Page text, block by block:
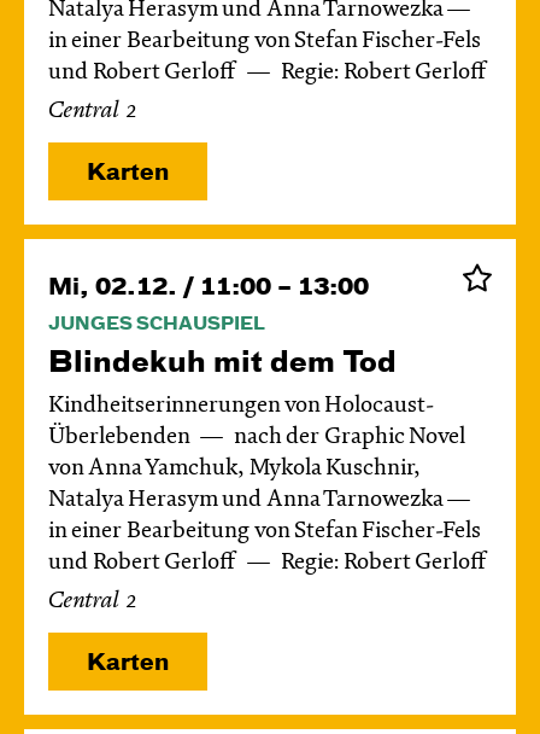
Natalya Herasym und Anna Tarnowezka —
in einer Bearbeitung von Stefan Fischer-Fels
und Robert Gerloff
Regie: Robert Gerloff
Central 2
Karten
Mi, 02.12. / 11:00 – 13:00
JUNGES SCHAUSPIEL
Blinde­kuh mit dem Tod
Kindheitserinnerungen von Holocaust-
Überlebenden
nach der Graphic Novel
von Anna Yamchuk, Mykola Kuschnir,
Natalya Herasym und Anna Tarnowezka —
in einer Bearbeitung von Stefan Fischer-Fels
und Robert Gerloff
Regie: Robert Gerloff
Central 2
Karten